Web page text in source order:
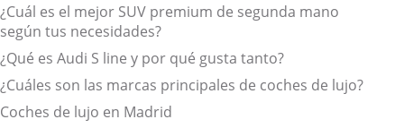
¿Cuál es el mejor SUV premium de segunda mano
según tus necesidades?
¿Qué es Audi S line y por qué gusta tanto?
¿Cuáles son las marcas principales de coches de lujo?
Coches de lujo en Madrid